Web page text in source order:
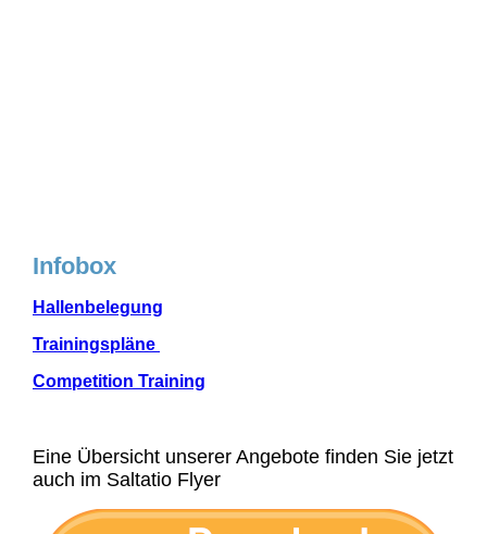
Infobox
Hallenbelegung
Trainingspläne
Competition Training
Eine Übersicht unserer Angebote finden Sie jetzt
auch im Saltatio Flyer